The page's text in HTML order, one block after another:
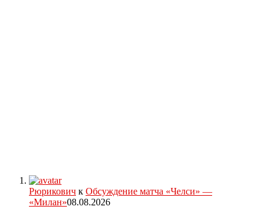
Рюрикович к Обсуждение матча «Челси» —
«Милан»08.08.2026